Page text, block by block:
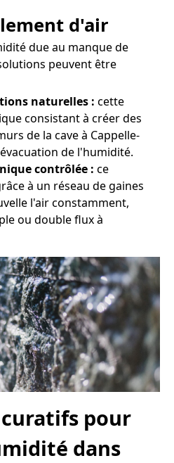
d'air
due au manque de
peuvent être
naturelles : cette
consistant à créer des
de la cave à Cappelle-
de l'humidité.
contrôlée : ce
à un réseau de gaines
l'air constamment,
ou double flux à
pour
dans